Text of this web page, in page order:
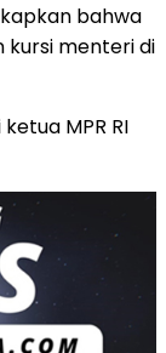
bahwa
menteri di
MPR RI